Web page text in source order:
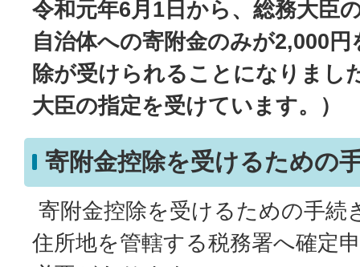
令和元年6月1日から、総務大臣
自治体への寄附金のみが2,000
除が受けられることになりまし
大臣の指定を受けています。）
寄附金控除を受けるための
寄附金控除を受けるための手続
住所地を管轄する税務署へ確定